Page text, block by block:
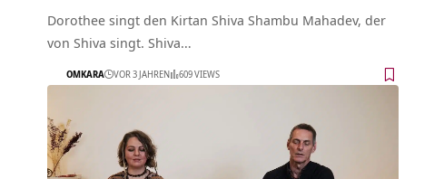
Dorothee singt den Kirtan Shiva Shambu Mahadev, der
von Shiva singt. Shiva…
OMKARA VOR 3 JAHREN 609 VIEWS